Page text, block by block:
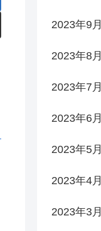
2023年9月
2023年8月
2023年7月
2023年6月
2023年5月
2023年4月
2023年3月